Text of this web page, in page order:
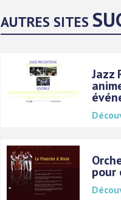
AUTRES SITES
Jazz
pour